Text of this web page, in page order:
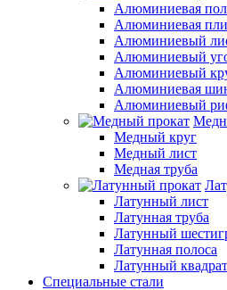
Алюминиевая
Алюминиевая
Алюминиевый
Алюминиевый
Алюминиевый
Алюминиевая
Алюминиевый
Медный круг
Медный лист
Медная труба
Латунный лист
Латунная труба
Латунный
Латунная полоса
Латунный квадрат
Специальные стали